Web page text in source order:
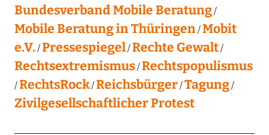
Bundesverband Mobile Beratung
Mobile Beratung in Thüringen Mobit
e.V. Pressespiegel Rechte Gewalt
Rechtsextremismus Rechtspopulismus
RechtsRock Reichsbürger Tagung
Zivilgesellschaftlicher Protest